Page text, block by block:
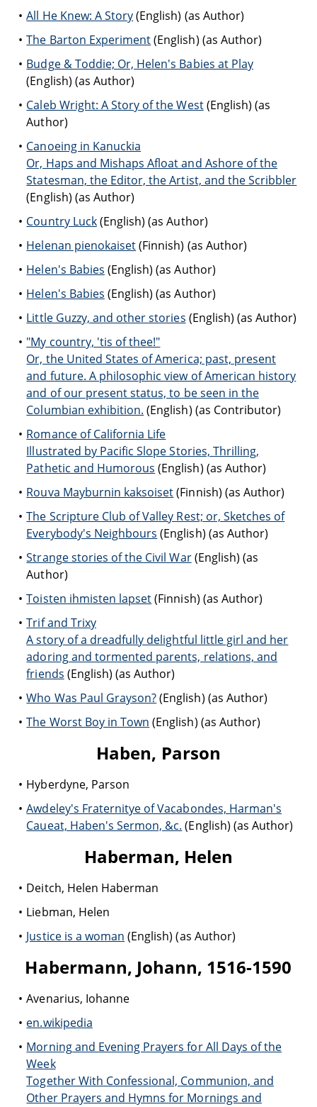
All He Knew: A Story(English) (as Author)
The Barton Experiment(English) (as Author)
Budge & Toddie; Or, Helen's Babies at Play
(English) (as Author)
Caleb Wright: A Story of the West(English) (as
Author)
Canoeing in Kanuckia
Or, Haps and Mishaps Afloat and Ashore of the
Statesman, the Editor, the Artist, and the Scribbler
(English) (as Author)
Country Luck(English) (as Author)
Helenan pienokaiset(Finnish) (as Author)
Helen's Babies (English) (as Author)
Helen's Babies (English) (as Author)
Little Guzzy, and other stories (English) (as Author)
"My country, 'tis of thee!"
Or, the United States of America; past, present
and future. A philosophic view of American history
and of our present status, to be seen in the
Columbian exhibition. (English) (as Contributor)
Romance of California Life
Illustrated by Pacific Slope Stories, Thrilling,
Pathetic and Humorous (English) (as Author)
Rouva Mayburnin kaksoiset(Finnish) (as Author)
The Scripture Club of Valley Rest; or, Sketches of
Everybody's Neighbours (English) (as Author)
Strange stories of the Civil War(English) (as
Author)
Toisten ihmisten lapset(Finnish) (as Author)
Trif and Trixy
A story of a dreadfully delightful little girl and her
adoring and tormented parents, relations, and
friends (English) (as Author)
Who Was Paul Grayson?(English) (as Author)
The Worst Boy in Town (English) (as Author)
Haben, Parson
Awdeley's Fraternitye of Vacabondes, Harman's
Caueat, Haben's Sermon, &c. (English) (as Author)
Haberman, Helen
Deitch, Helen Haberman
Liebman, Helen
Justice is a woman (English) (as Author)
Habermann, Johann, 1516-1590
Avenarius, Iohanne
en.wikipedia
Morning and Evening Prayers for All Days of the
Week
Together With Confessional, Communion, and
Other Prayers and Hymns for Mornings and